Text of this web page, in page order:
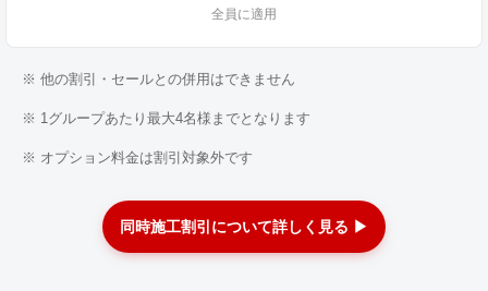
全員に適用
※ 他の割引・セールとの併用はできません
※ 1グループあたり最大4名様までとなります
※ オプション料金は割引対象外です
同時施工割引について詳しく見る ▶